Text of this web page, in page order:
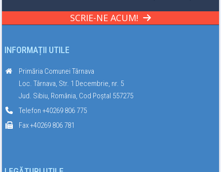
SCRIE-NE ACUM!
INFORMAȚII UTILE
Primăria Comunei Târnava
Loc. Târnava, Str. 1 Decembrie, nr. 5
Jud. Sibiu, România, Cod Poștal 557275
Telefon +40269 806 775
Fax +40269 806 781